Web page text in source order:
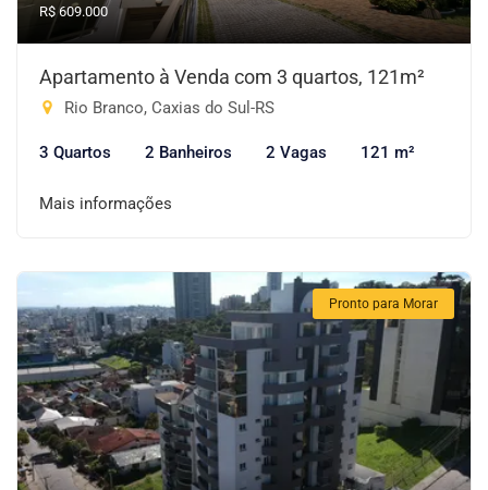
R$ 609.000
Apartamento à Venda com 3 quartos, 121m²
Rio Branco, Caxias do Sul-RS
3 Quartos 2 Banheiros 2 Vagas 121 m²
Mais informações
Pronto para Morar